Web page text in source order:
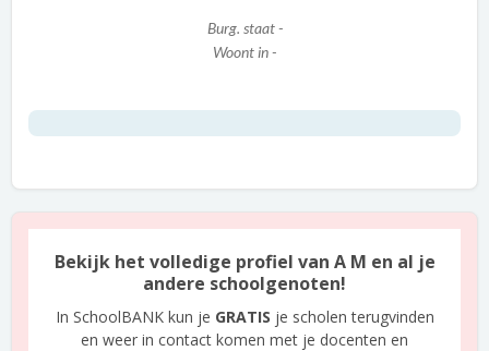
Burg. staat -
Woont in -
Bekijk het volledige profiel van A M en al je
andere schoolgenoten!
In SchoolBANK kun je GRATIS je scholen terugvinden
en weer in contact komen met je docenten en